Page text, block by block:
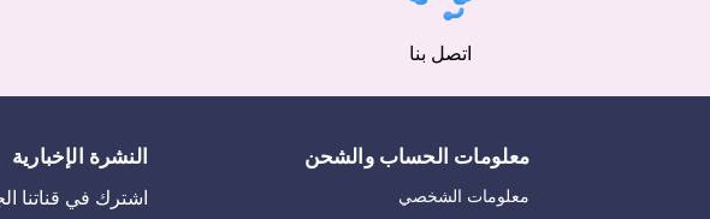
اتصل بنا
معلومات الحساب والشحن
معلومات الشخصي
النشرة الإخبارية
اشترك في قناتنا